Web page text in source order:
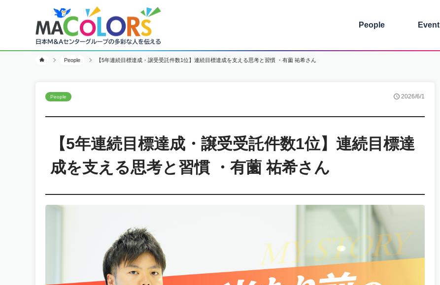
People Event
People 【5年連続目標達成・譲受受託件数1位】連続目標達成を支える思考と習慣 ・有薗 祐希さん
People 2026/6/1
【5年連続目標達成・譲受受託件数1位】連続目標達
成を支える思考と習慣 ・有薗 祐希さん